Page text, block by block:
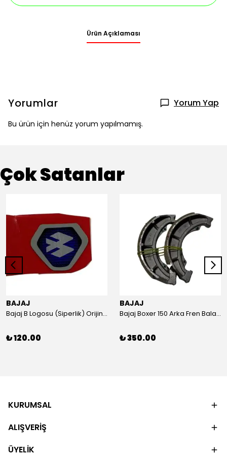
Ürün Açıklaması
Yorumlar Yorum Yap
Bu ürün için henüz yorum yapılmamış.
Çok Satanlar
BAJAJ
Bajaj B Logosu (Siperlik) Orijinal
₺ 120.00
BAJAJ
Bajaj Boxer 150 Arka Fren Balatası Orijinal
₺ 350.00
KURUMSAL
ALIŞVERİŞ
ÜYELİK